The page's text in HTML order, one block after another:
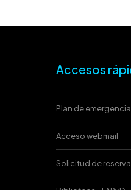
Accesos
Plan de
Acceso webmail
Solicitud de reserva